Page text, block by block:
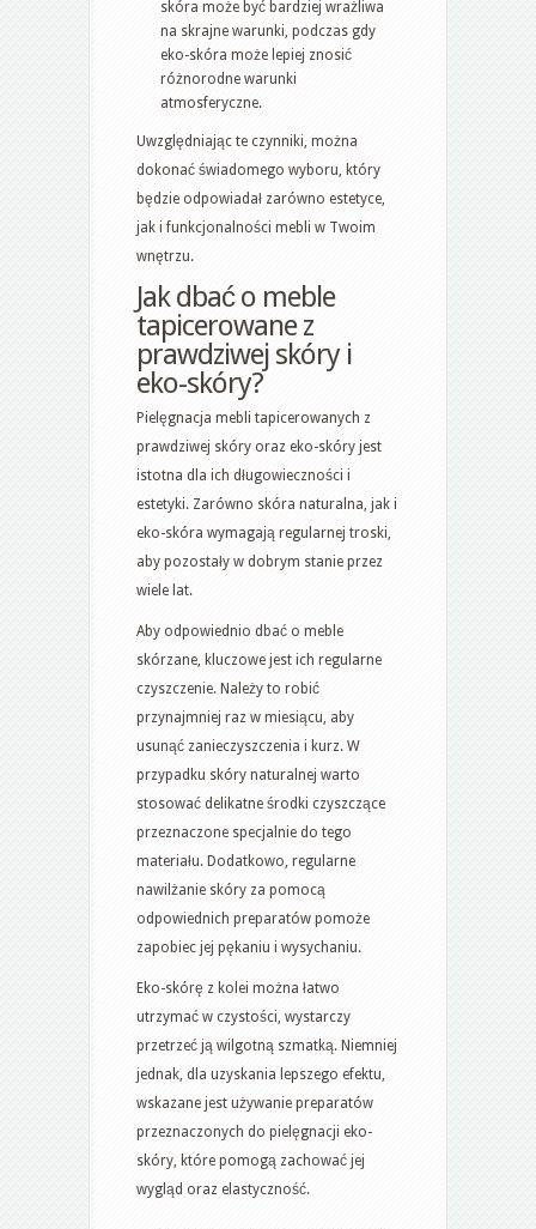
skóra może być bardziej wrażliwa
na skrajne warunki, podczas gdy
eko-skóra może lepiej znosić
różnorodne warunki
atmosferyczne.
Uwzględniając te czynniki, można
dokonać świadomego wyboru, który
będzie odpowiadał zarówno estetyce,
jak i funkcjonalności mebli w Twoim
wnętrzu.
Jak dbać o meble
tapicerowane z
prawdziwej skóry i
eko-skóry?
Pielęgnacja mebli tapicerowanych z
prawdziwej skóry oraz eko-skóry jest
istotna dla ich długowieczności i
estetyki. Zarówno skóra naturalna, jak i
eko-skóra wymagają regularnej troski,
aby pozostały w dobrym stanie przez
wiele lat.
Aby odpowiednio dbać o meble
skórzane, kluczowe jest ich regularne
czyszczenie. Należy to robić
przynajmniej raz w miesiącu, aby
usunąć zanieczyszczenia i kurz. W
przypadku skóry naturalnej warto
stosować delikatne środki czyszczące
przeznaczone specjalnie do tego
materiału. Dodatkowo, regularne
nawilżanie skóry za pomocą
odpowiednich preparatów pomoże
zapobiec jej pękaniu i wysychaniu.
Eko-skórę z kolei można łatwo
utrzymać w czystości, wystarczy
przetrzeć ją wilgotną szmatką. Niemniej
jednak, dla uzyskania lepszego efektu,
wskazane jest używanie preparatów
przeznaczonych do pielęgnacji eko-
skóry, które pomogą zachować jej
wygląd oraz elastyczność.